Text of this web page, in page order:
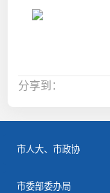
分享到：
市人大、市政协
市委部委办局